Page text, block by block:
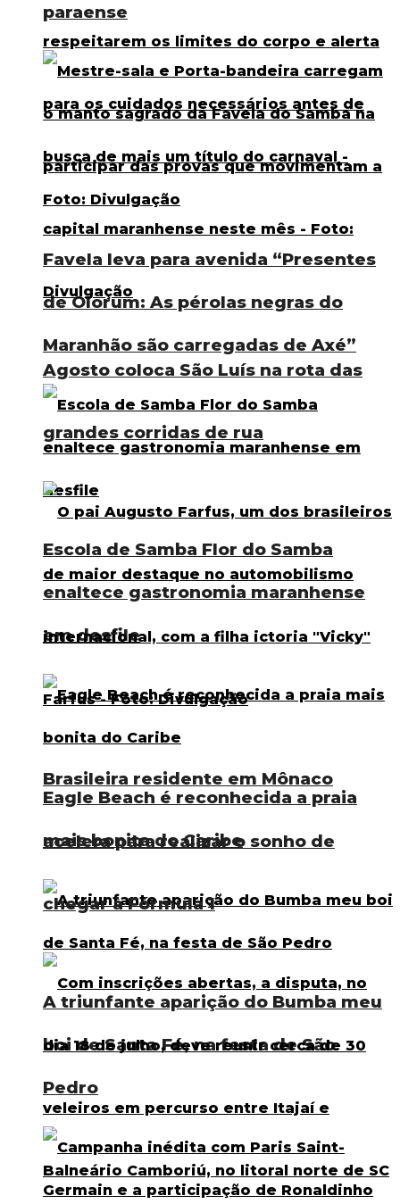
paraense
Favela leva para avenida “Presentes
de Olorum: As pérolas negras do
Maranhão são carregadas de Axé”
Escola de Samba Flor do Samba
enaltece gastronomia maranhense
em desfile
Eagle Beach é reconhecida a praia
mais bonita do Caribe
A triunfante aparição do Bumba meu
boi de Santa Fé, na festa de São
Pedro
Agosto coloca São Luís na rota das
grandes corridas de rua
Brasileira residente em Mônaco
acelera para realizar o sonho de
chegar à Fórmula 1